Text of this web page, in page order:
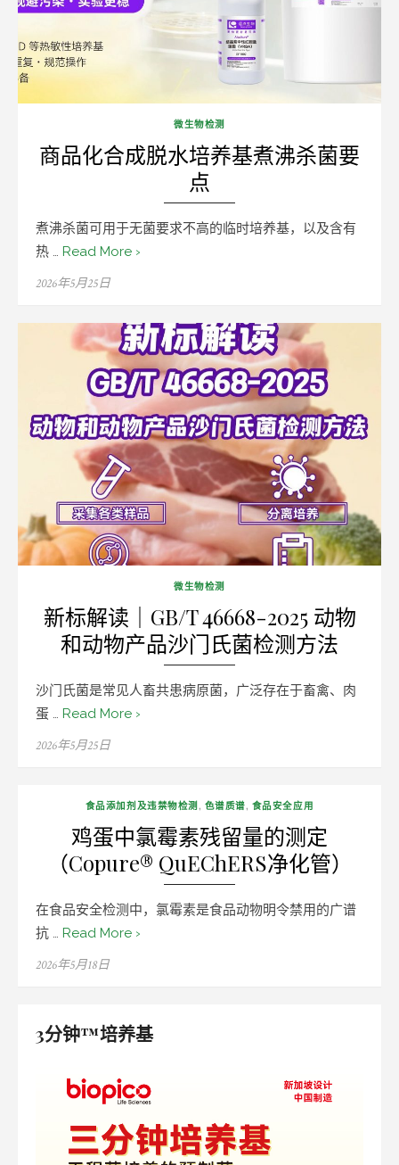
微生物检测
商品化合成脱水培养基煮沸杀菌要
点
煮沸杀菌可用于无菌要求不高的临时培养基，以及含有
热 … Read More ›
Posted
2026年5月25日
微生物检测
新标解读｜GB/T 46668-2025 动物
和动物产品沙门氏菌检测方法
沙门氏菌是常见人畜共患病原菌，广泛存在于畜禽、肉
蛋 … Read More ›
Posted
2026年5月25日
食品添加剂及违禁物检测 , 色谱质谱, 食品安全应用
鸡蛋中氯霉素残留量的测定
（Copure® QuEChERS净化管）
在食品安全检测中，氯霉素是食品动物明令禁用的广谱
抗 … Read More ›
Posted
2026年5月18日
3分钟™培养基